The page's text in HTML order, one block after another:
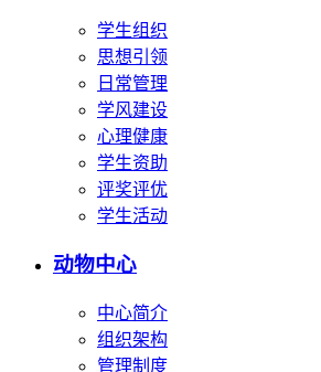
学生组织
思想引领
日常管理
学风建设
心理健康
学生资助
评奖评优
学生活动
动物中心
中心简介
组织架构
管理制度